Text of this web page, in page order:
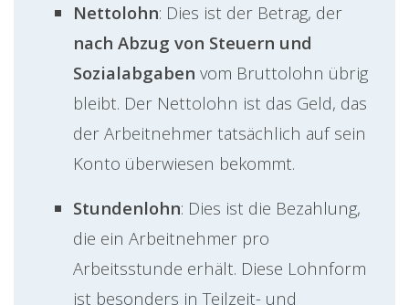
Nettolohn: Dies ist der Betrag, der
nach Abzug von Steuern und
Sozialabgaben vom Bruttolohn übrig
bleibt. Der Nettolohn ist das Geld, das
der Arbeitnehmer tatsächlich auf sein
Konto überwiesen bekommt.
Stundenlohn: Dies ist die Bezahlung,
die ein Arbeitnehmer pro
Arbeitsstunde erhält. Diese Lohnform
ist besonders in Teilzeit- und